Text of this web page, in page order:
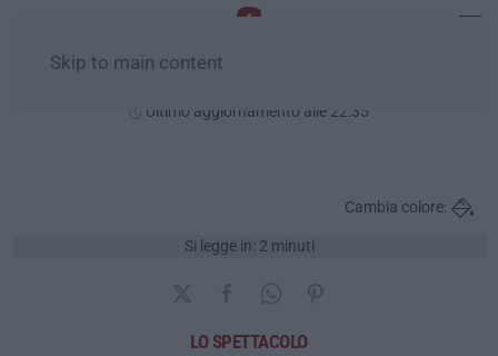
Skip to main content
Ultimo aggiornamento alle 22:35
Si legge in: 2 minuti
Cambia colore:
LO SPETTACOLO